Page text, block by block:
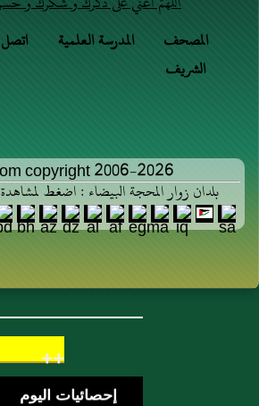
اتصل المدرسة العلمية
المصحف
الشريف
copyright 2006-2026
بلدان زوار المحجة البيضاء : اضغط
++